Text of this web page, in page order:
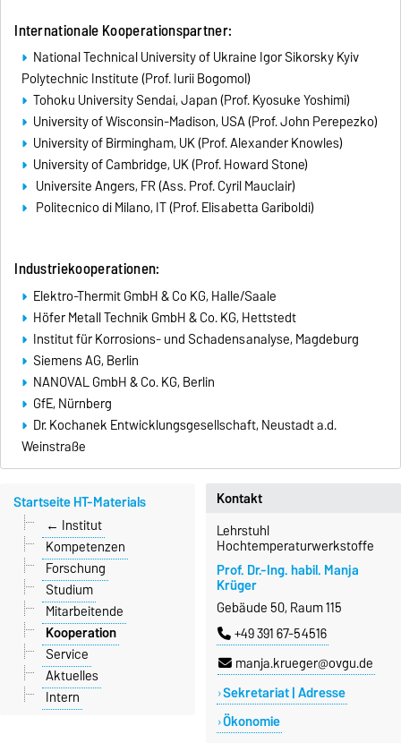
Internationale Kooperationspartner:
National Technical University of Ukraine Igor Sikorsky Kyiv
Polytechnic Institute (Prof. Iurii Bogomol)
Tohoku University Sendai, Japan (Prof. Kyosuke Yoshimi)
University of Wisconsin-Madison, USA (Prof. John Perepezko)
University of Birmingham, UK (Prof. Alexander Knowles)
University of Cambridge, UK (Prof. Howard Stone)
Universite Angers, FR (Ass. Prof. Cyril Mauclair)
Politecnico di Milano, IT (Prof. Elisabetta Gariboldi)
Industriekooperationen:
Elektro-Thermit GmbH & Co KG, Halle/Saale
Höfer Metall Technik GmbH & Co. KG, Hettstedt
Institut für Korrosions- und Schadensanalyse, Magdeburg
Siemens AG, Berlin
NANOVAL GmbH & Co. KG, Berlin
GfE, Nürnberg
Dr. Kochanek Entwicklungsgesellschaft, Neustadt a.d.
Weinstraße
Kontakt
Lehrstuhl
Hochtemperaturwerkstoffe
Prof. Dr.-Ing. habil. Manja
Krüger
Gebäude 50, Raum 115
+49 391 67-54516
manja.krueger@ovgu.de
Sekretariat | Adresse
Ökonomie
Startseite HT-Materials
← Institut
Kompetenzen
Forschung
Studium
Mitarbeitende
Kooperation
Service
Aktuelles
Intern